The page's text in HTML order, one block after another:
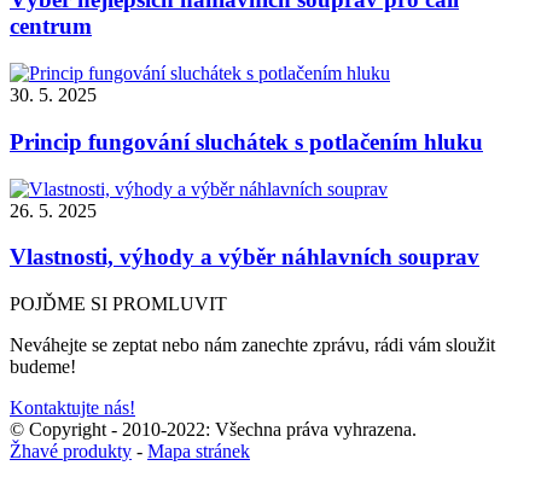
centrum
30. 5. 2025
Princip fungování sluchátek s potlačením hluku
26. 5. 2025
Vlastnosti, výhody a výběr náhlavních souprav
POJĎME SI PROMLUVIT
Neváhejte se zeptat nebo nám zanechte zprávu, rádi vám sloužit
budeme!
Kontaktujte nás!
© Copyright - 2010-2022: Všechna práva vyhrazena.
Žhavé produkty - Mapa stránek